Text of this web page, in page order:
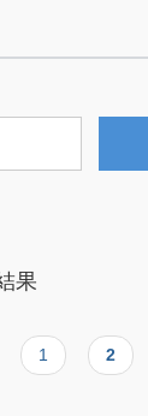
果
頁
面
1
目
前
2